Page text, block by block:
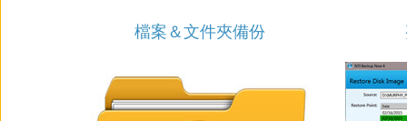
檔案＆文件夾備份